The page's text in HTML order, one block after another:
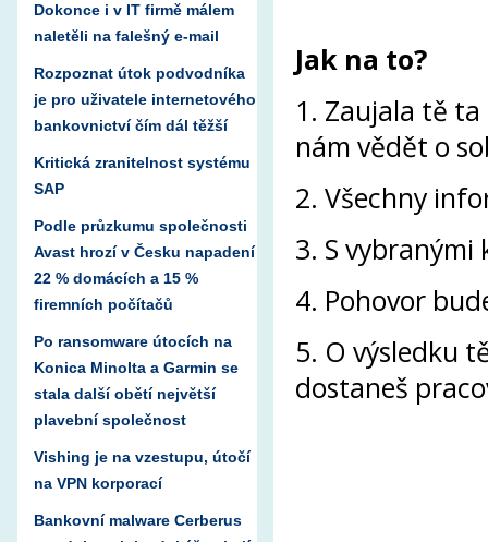
Dokonce i v IT firmě málem
naletěli na falešný e-mail
Rozpoznat útok podvodníka
je pro uživatele internetového
bankovnictví čím dál těžší
Kritická zranitelnost systému
SAP
Podle průzkumu společnosti
Avast hrozí v Česku napadení
22 % domácích a 15 %
firemních počítačů
Po ransomware útocích na
Konica Minolta a Garmin se
stala další obětí největší
plavební společnost
Vishing je na vzestupu, útočí
na VPN korporací
Bankovní malware Cerberus
Jak na to?
1. Zaujala tě
nám vědět o
2. Všechny
3. S
4. Pohovor
5. O výsledku
dostaneš